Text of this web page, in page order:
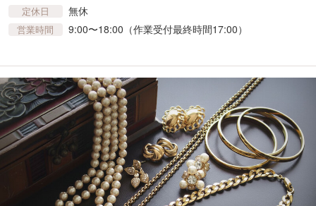
定休日 無休
営業時間 9:00〜18:00（作業受付最終時間17:00）